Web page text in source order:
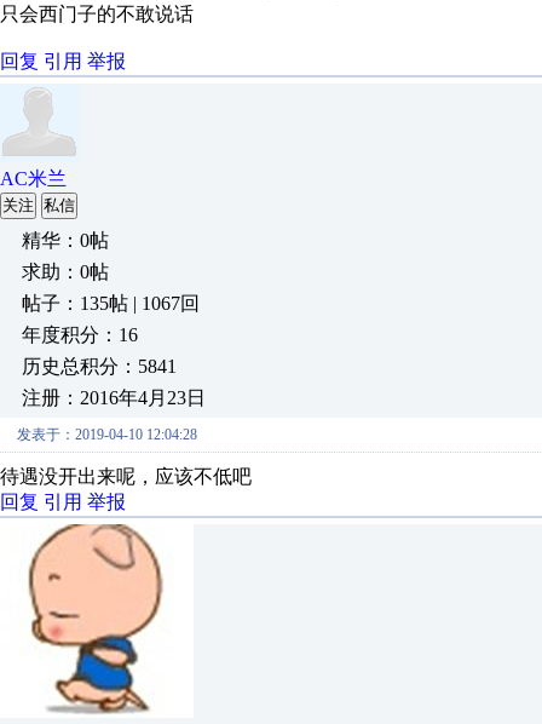
只会西门子的不敢说话
回复 引用 举报
AC米兰
关注 私信
精华：0帖
求助：0帖
帖子：135帖 | 1067回
年度积分：16
历史总积分：5841
注册：2016年4月23日
发表于：2019-04-10 12:04:28
待遇没开出来呢，应该不低吧
回复 引用 举报